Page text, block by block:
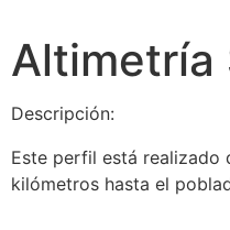
Altimetría
Descripción:
Este perfil está realizado
kilómetros hasta el